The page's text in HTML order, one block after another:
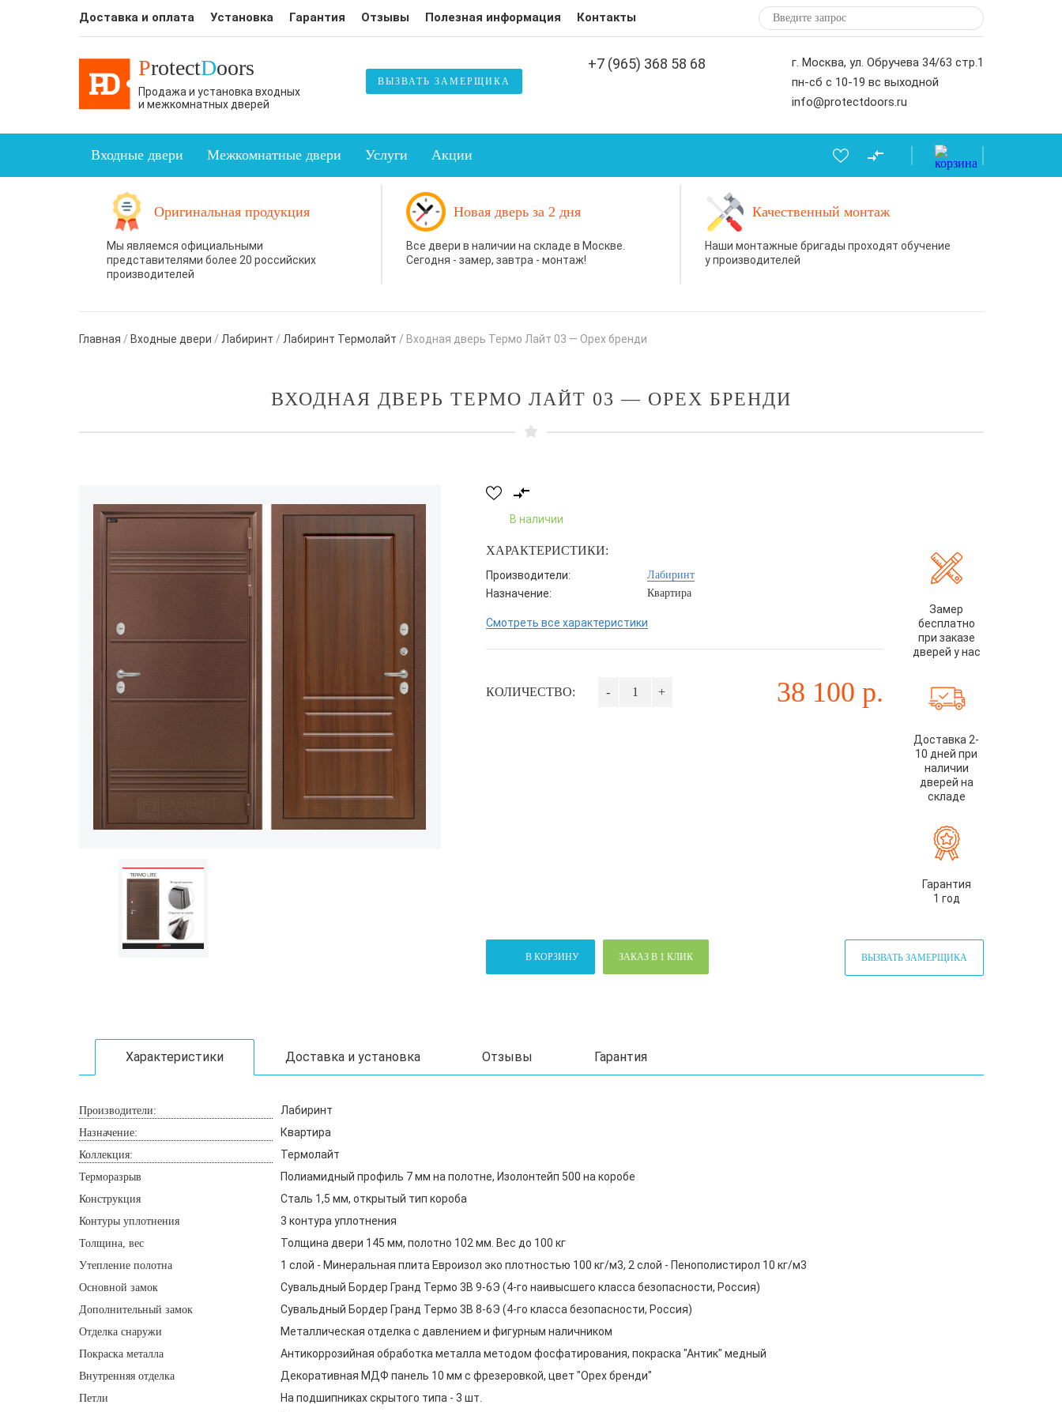
Доставка и оплата Установка Гарантия Отзывы Полезная информация Контакты
ProtectDoors
Продажа и установка входных
и межкомнатных дверей
ВЫЗВАТЬ ЗАМЕРЩИКА
+7 (965) 368 58 68
г. Москва, ул. Обручева 34/63 стр.1
пн-сб с 10-19 вс выходной
info@protectdoors.ru
Входные двери Межкомнатные двери Услуги Акции
Оригинальная продукция
Мы являемся официальными
представителями более 20 российских
производителей
Новая дверь за 2 дня
Все двери в наличии на складе в Москве.
Сегодня - замер, завтра - монтаж!
Качественный монтаж
Наши монтажные бригады проходят обучение
у производителей
Главная / Входные двери / Лабиринт / Лабиринт Термолайт / Входная дверь Термо Лайт 03 — Орех бренди
ВХОДНАЯ ДВЕРЬ ТЕРМО ЛАЙТ 03 — ОРЕХ БРЕНДИ
В наличии
ХАРАКТЕРИСТИКИ:
Производители: Лабиринт
Назначение: Квартира
Смотреть все характеристики
КОЛИЧЕСТВО: - + 38 100 р.
Замер
бесплатно
при заказе
дверей у нас
Доставка 2-
10 дней при
наличии
дверей на
складе
Гарантия
1 год
В КОРЗИНУ ЗАКАЗ В 1 КЛИК ВЫЗВАТЬ ЗАМЕРЩИКА
Характеристики Доставка и установка Отзывы Гарантия
Производители: Лабиринт
Назначение: Квартира
Коллекция: Термолайт
Терморазрыв Полиамидный профиль 7 мм на полотне, Изолонтейп 500 на коробе
Конструкция Сталь 1,5 мм, открытый тип короба
Контуры уплотнения 3 контура уплотнения
Толщина, вес Толщина двери 145 мм, полотно 102 мм. Вес до 100 кг
Утепление полотна 1 слой - Минеральная плита Евроизол эко плотностью 100 кг/м3, 2 слой - Пенополистирол 10 кг/м3
Основной замок Сувальдный Бордер Гранд Термо 3В 9-6Э (4-го наивысшего класса безопасности, Россия)
Дополнительный замок Сувальдный Бордер Гранд Термо 3В 8-6Э (4-го класса безопасности, Россия)
Отделка снаружи Металлическая отделка с давлением и фигурным наличником
Покраска металла Антикоррозийная обработка металла методом фосфатирования, покраска "Антик" медный
Внутренняя отделка Декоративная МДФ панель 10 мм с фрезеровкой, цвет "Орех бренди"
Петли На подшипниках скрытого типа - 3 шт.